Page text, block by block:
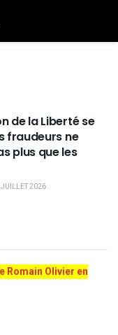
de la Liberté se
fraudeurs ne
plus que les
2026
Romain Olivier en